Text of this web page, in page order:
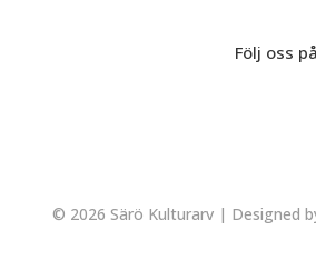
Följ oss
© 2026 Särö Kulturarv | Designed